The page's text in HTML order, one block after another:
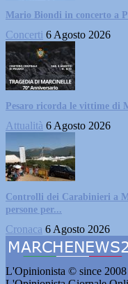
Mario Biondi in concerto a
Concerti 6 Agosto 2026
Pesaro ricorda le vittime di
Attualità 6 Agosto 2026
Controlli dei Carabinieri a
persone per...
Cronaca 6 Agosto 2026
L'Opinionista © since